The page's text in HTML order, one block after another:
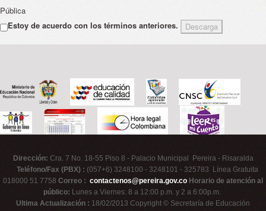
Pública
Estoy de acuerdo con los términos anteriores.
Dirección: Cra. 7 No. 18-55 Piso 8 - Palacio Municipal Pereira - Risaralda
Teléfono/Fax (PBX) : (057+6) 3248100 - 3248101 - 325783 Línea Gratuita
018000 51 7758 Correo : contactenos@pereira.gov.co Horario de atención al
público: Lunes a Viernes: 8 a 12:00 p.m. y 2 a 6:00p.m.
Ultima Actualización : 18/02/2013 Copyright © Secretaría de Educación